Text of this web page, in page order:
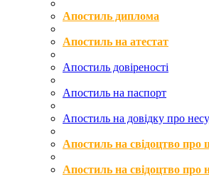
Апостиль диплома
Апостиль на атестат
Апостиль довіреності
Апостиль на паспорт
Апостиль на довідку про
Апостиль на свідоцтво
Апостиль на свідоцтво про